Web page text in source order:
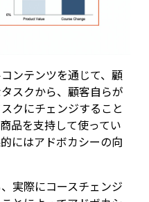
ンテンツを通じて、顧
スクから、顧客自らが
クにチェンジすること
品を支持して使ってい
にはアドボカシーの向
実際にコースチェンジ